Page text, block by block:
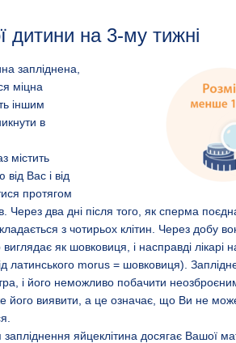
дитини на 3-му тижні
запліднена,
міцна
іншим
в
містить
Вас і від
протягом
Через два дні після того, як сперма
з чотирьох клітин. Через добу
як шовковиця, і насправді лікарі
латинського morus = шовковиця).
і його неможливо побачити
його виявити, а це означає, що Ви не
запліднення яйцеклітина досягає Вашої